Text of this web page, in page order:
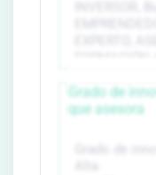
Grado de
que asesora